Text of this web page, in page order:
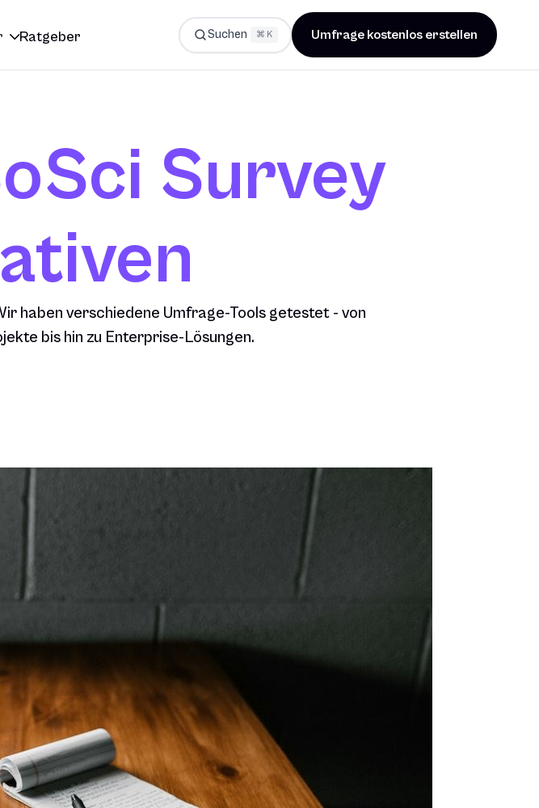
Ratgeber Suchen ⌘ K Umfrage kostenlos erstellen
Survey
haben verschiedene Umfrage-Tools getestet - von
bis hin zu Enterprise-Lösungen.